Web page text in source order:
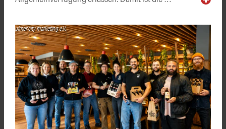
ulmer city marketing e.V.